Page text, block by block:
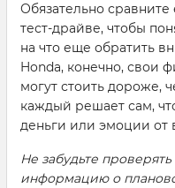
Обязательно
тест-драйве, чтобы
на что еще обратить
Honda, конечно, свои
могут стоить дороже,
каждый решает сам,
деньги или эмоции от
Не забудьте
информацию о